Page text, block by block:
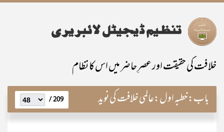
خلافت کی حقیقت اور عصرِ حاضر میں اس کا نظام
باب:خطبہ اول:عالمی خلافت کی نوید 209 /